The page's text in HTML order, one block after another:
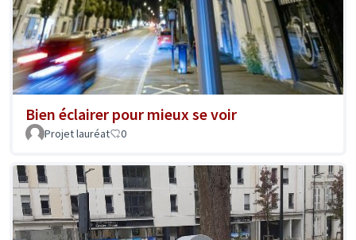
Bien éclairer pour mieux se voir
Projet lauréat 0